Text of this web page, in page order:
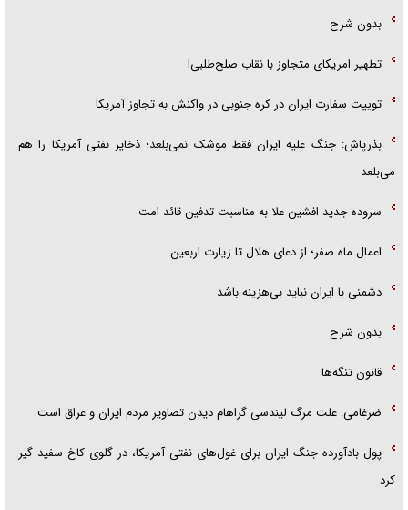
بدون شرح
تطهیر امریکای متجاوز با نقاب صلح‌طلبی!
توییت سفارت ایران در کره جنوبی در واکنش به تجاوز آمریکا
بذرپاش: ‏جنگ علیه ایران فقط موشک نمی‌بلعد؛ ذخایر نفتی آمریکا را هم
می‌بلعد
سروده جدید افشین علا به مناسبت تدفین قائد امت
اعمال ماه صفر؛ از دعای هلال تا زیارت اربعین
دشمنی با ایران نباید بی‌هزینه باشد
بدون شرح
قانون تنگه‌ها
ضرغامی: علت مرگ لیندسی گراهام دیدن تصاویر مردم ایران و عراق است
پول بادآورده جنگ ایران برای غول‌های نفتی آمریکا، در گلوی کاخ سفید گیر
کرد